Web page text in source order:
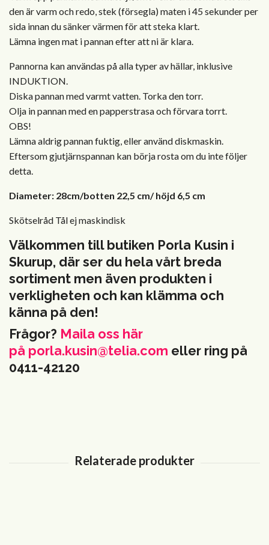
den är varm och redo, stek (försegla) maten i 45 sekunder per
sida innan du sänker värmen för att steka klart.
Lämna ingen mat i pannan efter att ni är klara.
Pannorna kan användas på alla typer av hällar, inklusive
INDUKTION.
Diska pannan med varmt vatten. Torka den torr.
Olja in pannan med en papperstrasa och förvara torrt.
OBS!
Lämna aldrig pannan fuktig, eller använd diskmaskin.
Eftersom gjutjärnspannan kan börja rosta om du inte följer
detta.
Diameter: 28cm/botten 22,5 cm/ höjd 6,5 cm
Skötselråd Tål ej maskindisk
Välkommen till butiken Porla Kusin i
Skurup, där ser du hela vårt breda
sortiment men även produkten i
verkligheten och kan klämma och
känna på den!
Frågor? Maila oss här
på porla.kusin@telia.com eller ring på
0411-42120